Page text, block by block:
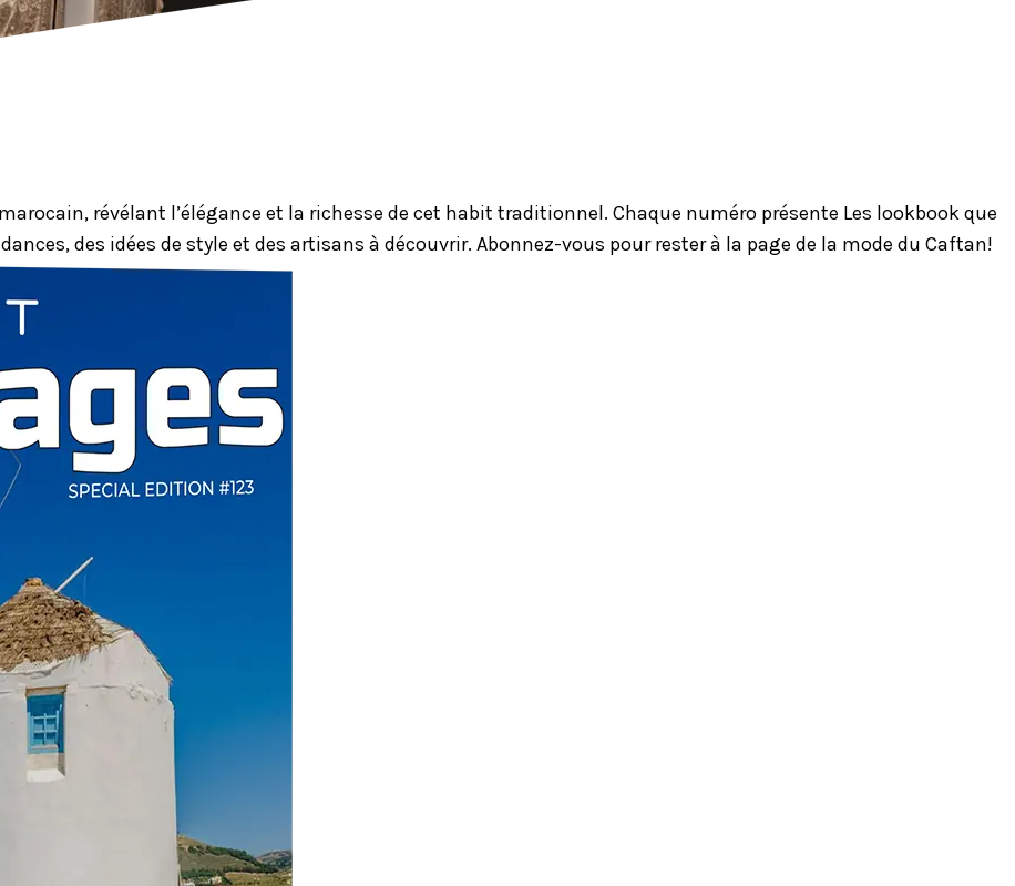
révélant l’élégance et la richesse de cet habit traditionnel. Chaque numéro présente Les lookbook que
des idées de style et des artisans à découvrir. Abonnez-vous pour rester à la page de la mode du Caftan!